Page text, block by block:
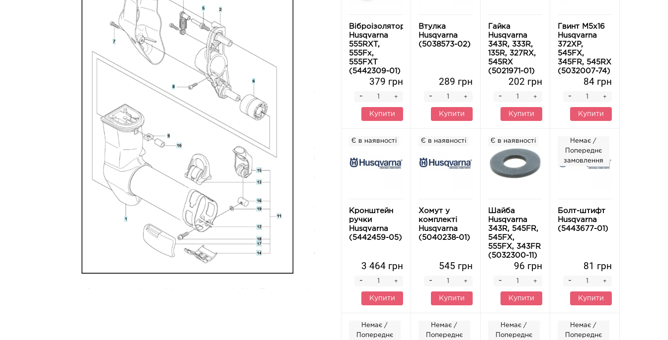
Віброізолятор
Husqvarna
555RXT,
555Fx,
555FXT
(5442309-01)
379 грн
+
-
Купити
Втулка
Husqvarna
(5038573-02)
289 грн
+
-
Купити
Гайка
Husqvarna
343R, 333R,
135R, 327RX,
545RX
(5021971-01)
202 грн
+
-
Купити
Гвинт М5х16
Husqvarna
372XP,
545FX,
345FR, 545RX
(5032007-74)
84 грн
+
-
Купити
Є в наявності
Кронштейн
ручки
Husqvarna
(5442459-05)
3 464 грн
+
-
Купити
Є в наявності
Хомут у
комплекті
Husqvarna
(5040238-01)
545 грн
+
-
Купити
Є в наявності
Шайба
Husqvarna
343R, 545FR,
545FX,
555FX, 343FR
(5032300-11)
96 грн
+
-
Купити
Немає /
Попереднє
замовлення
Болт-штифт
Husqvarna
(5443677-01)
81 грн
+
-
Купити
Немає /
Попереднє
Немає /
Попереднє
Немає /
Попереднє
Немає /
Попереднє